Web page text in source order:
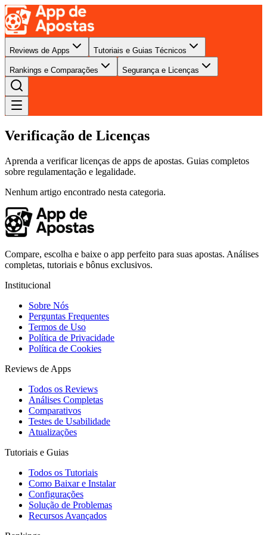
Reviews de Apps Tutoriais e Guias Técnicos
Rankings e Comparações Segurança e Licenças
Verificação de Licenças
Aprenda a verificar licenças de apps de apostas. Guias completos
sobre regulamentação e legalidade.
Nenhum artigo encontrado nesta categoria.
Compare, escolha e baixe o app perfeito para suas apostas. Análises
completas, tutoriais e bônus exclusivos.
Institucional
Sobre Nós
Perguntas Frequentes
Termos de Uso
Política de Privacidade
Política de Cookies
Reviews de Apps
Todos os Reviews
Análises Completas
Comparativos
Testes de Usabilidade
Atualizações
Tutoriais e Guias
Todos os Tutoriais
Como Baixar e Instalar
Configurações
Solução de Problemas
Recursos Avançados